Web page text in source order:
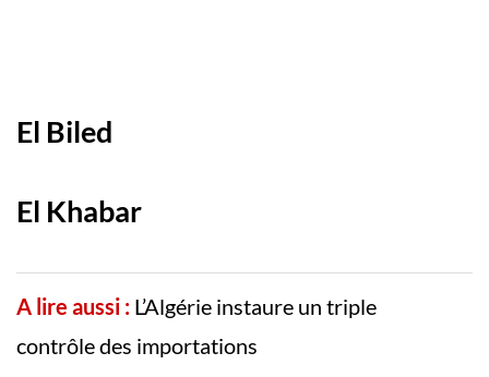
El Biled
El Khabar
A lire aussi : L’Algérie instaure un triple
contrôle des importations